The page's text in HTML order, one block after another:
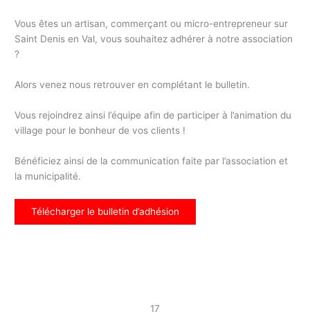
Vous êtes un artisan, commerçant ou micro-entrepreneur sur
Saint Denis en Val, vous souhaitez adhérer à notre association
?
Alors venez nous retrouver en complétant le bulletin.
Vous rejoindrez ainsi l’équipe afin de participer à l’animation du
village pour le bonheur de vos clients !
Bénéficiez ainsi de la communication faite par l’association et
la municipalité.
Télécharger le bulletin d’adhésion
17